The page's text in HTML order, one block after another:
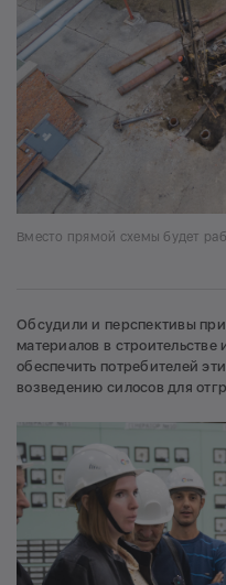
Вместо прямой схемы будет
Обсудили и перспективы
материалов в
обеспечить потребителей
возведению силосов для